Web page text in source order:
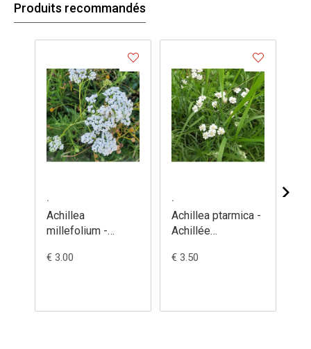
Produits recommandés
.
Achillea
millefolium -
millefeuille
€ 3.00
.
Achillea ptarmica -
Achillée
€ 3.50